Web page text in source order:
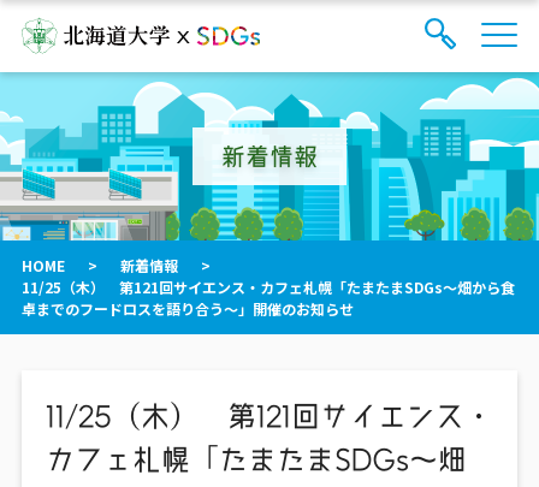
索
フ
ォ
ー
を
開
閉
る
イ
ト
内
メ
ニ
ュ
ー
新着情報
HOME > 新着情報
>
11/25（木） 第121回サイエンス・カフェ札幌「たまたまSDGs～畑から食
卓までのフードロスを語り合う～」開催のお知らせ
11/25（木） 第121回サイエンス・
カフェ札幌「たまたまSDGs～畑